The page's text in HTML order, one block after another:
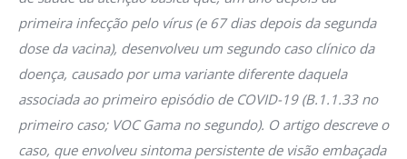
primeira infecção pelo vírus (e 67 dias depois da segunda
dose da vacina), desenvolveu um segundo caso clínico da
doença, causado por uma variante diferente daquela
associada ao primeiro episódio de COVID-19 (B.1.1.33 no
primeiro caso; VOC Gama no segundo). O artigo descreve o
caso, que envolveu sintoma persistente de visão embaçada